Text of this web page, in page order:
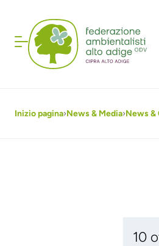
Inizio pagina›News & Media›News &
10